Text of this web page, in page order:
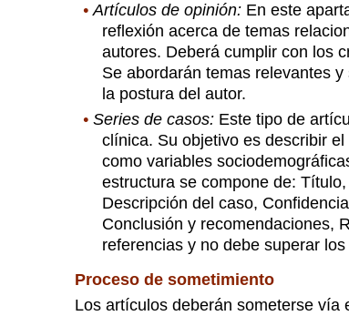
• Artículos de opinión: En este
reflexión acerca de temas
autores. Deberá cumplir con los
Se abordarán temas relevantes
la postura del autor.
• Series de casos: Este tipo de
clínica. Su objetivo es describir
como variables
estructura se compone de:
Descripción del caso,
Conclusión y recomendaciones,
referencias y no debe superar
Proceso de sometimiento
Los artículos deberán someterse vía